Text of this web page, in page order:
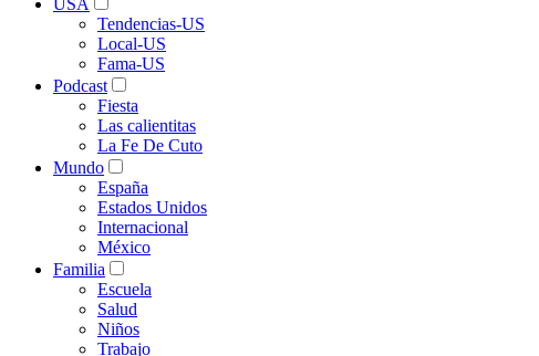
USA
Tendencias-US
Local-US
Fama-US
Podcast
Fiesta
Las calientitas
La Fe De Cuto
Mundo
España
Estados Unidos
Internacional
México
Familia
Escuela
Salud
Niños
Trabajo